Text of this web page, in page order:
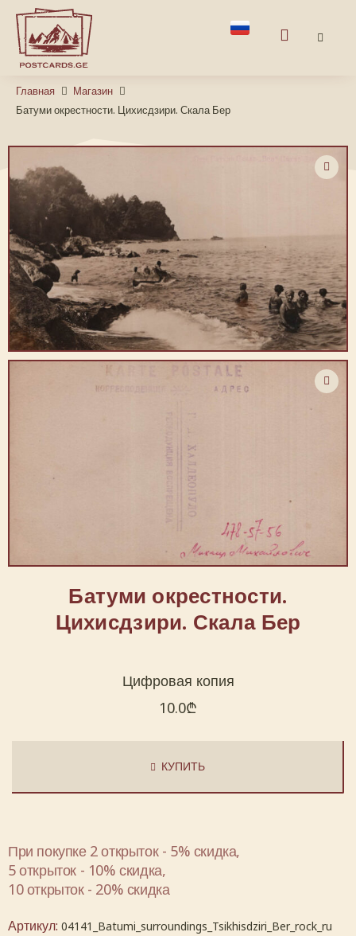
Главная
Магазин
Батуми окрестности. Цихисдзири. Скала Бер
Батуми окрестности.
Цихисдзири. Скала Бер
Цифровая копия
10.0₾
КУПИТЬ
При покупке 2 открыток - 5% скидка,
5 открыток - 10% скидка,
10 открыток - 20% скидка
Артикул: 04141_Batumi_surroundings_Tsikhisdziri_Ber_rock_ru